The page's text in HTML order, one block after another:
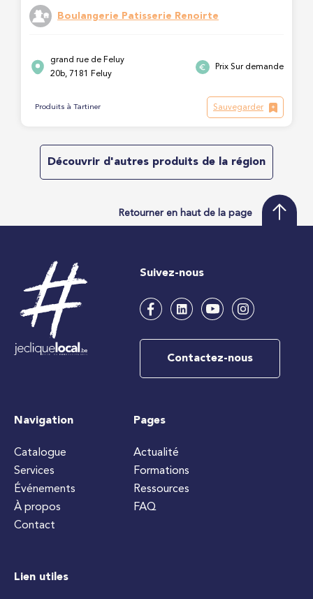
Boulangerie Patisserie Renoirte
grand rue de Feluy
20b, 7181 Feluy
Prix Sur demande
Produits à Tartiner Sauvegarder
Découvrir d'autres produits de la région
Retourner en haut de la page
Suivez-nous
Contactez-nous
Navigation
Catalogue
Services
Événements
À propos
Contact
Pages
Actualité
Formations
Ressources
FAQ
Lien utiles